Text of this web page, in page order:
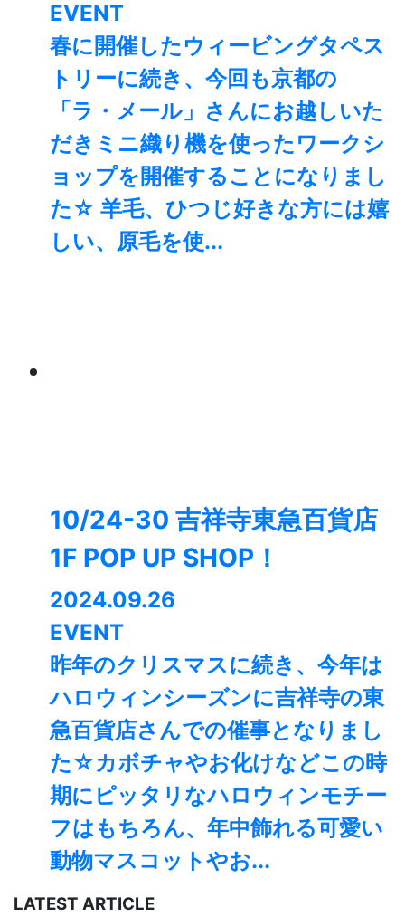
EVENT
春に開催したウィービングタペス
トリーに続き、今回も京都の
「ラ・メール」さんにお越しいた
だきミニ織り機を使ったワークシ
ョップを開催することになりまし
た☆ 羊毛、ひつじ好きな方には嬉
しい、原毛を使...
10/24-30 吉祥寺東急百貨店
1F POP UP SHOP！
2024.09.26
EVENT
昨年のクリスマスに続き、今年は
ハロウィンシーズンに吉祥寺の東
急百貨店さんでの催事となりまし
た☆カボチャやお化けなどこの時
期にピッタリなハロウィンモチー
フはもちろん、年中飾れる可愛い
動物マスコットやお...
LATEST ARTICLE